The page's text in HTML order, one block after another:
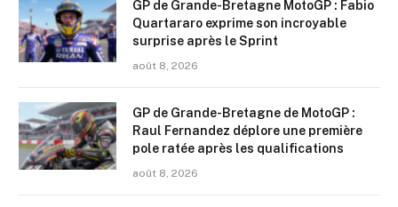
GP de Grande-Bretagne MotoGP : Fabio
Quartararo exprime son incroyable
surprise après le Sprint
août 8, 2026
GP de Grande-Bretagne de MotoGP :
Raul Fernandez déplore une première
pole ratée après les qualifications
août 8, 2026